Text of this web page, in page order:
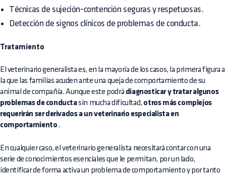
Técnicas de sujeción-contención seguras y respetuosas.
Detección de signos clínicos de problemas de conducta.
Tratamiento
El veterinario generalista es, en la mayoría de los casos, la primera figura a
la que las familias acuden ante una queja de comportamiento de su
animal de compañía. Aunque este podrá diagnosticar y tratar algunos
problemas de conductasin mucha dificultad, otros más complejos
requerirán ser derivados a un veterinario especialista en
comportamiento .
En cualquier caso, el veterinario generalista necesitará contar con una
serie de conocimientos esenciales que le permitan, por un lado,
identificar de forma activa un problema de comportamiento y por tanto